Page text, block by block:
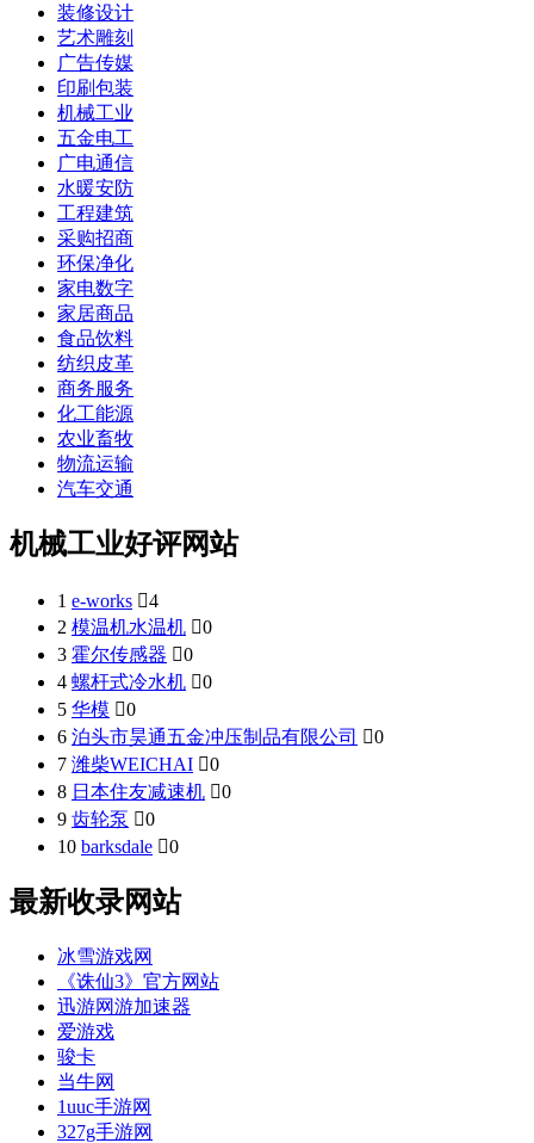
装修设计
艺术雕刻
广告传媒
印刷包装
机械工业
五金电工
广电通信
水暖安防
工程建筑
采购招商
环保净化
家电数字
家居商品
食品饮料
纺织皮革
商务服务
化工能源
农业畜牧
物流运输
汽车交通
机械工业好评网站
1 e-works 4
2 模温机水温机 0
3 霍尔传感器 0
4 螺杆式冷水机 0
5 华模 0
6 泊头市昊通五金冲压制品有限公司 0
7 潍柴WEICHAI 0
8 日本住友减速机 0
9 齿轮泵 0
10 barksdale 0
最新收录网站
冰雪游戏网
《诛仙3》官方网站
迅游网游加速器
爱游戏
骏卡
当牛网
1uuc手游网
327g手游网